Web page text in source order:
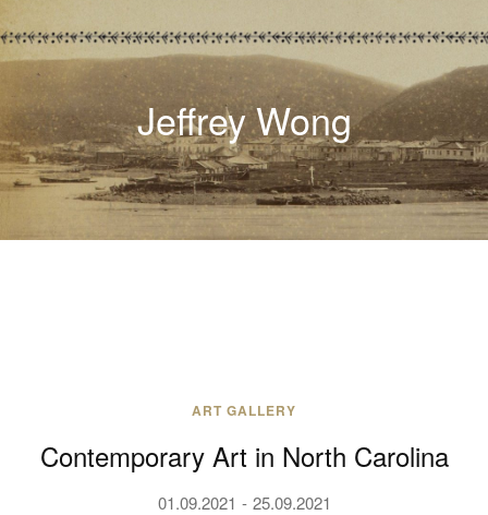
Jeffrey Wong
ART GALLERY
Contemporary Art in North Carolina
01.09.2021 25.09.2021